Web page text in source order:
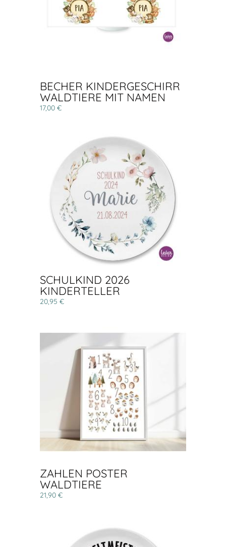
BECHER KINDERGESCHIRR
WALDTIERE MIT NAMEN
17,00 €
SCHULKIND 2026
KINDERTELLER
20,95 €
ZAHLEN POSTER
WALDTIERE
21,90 €